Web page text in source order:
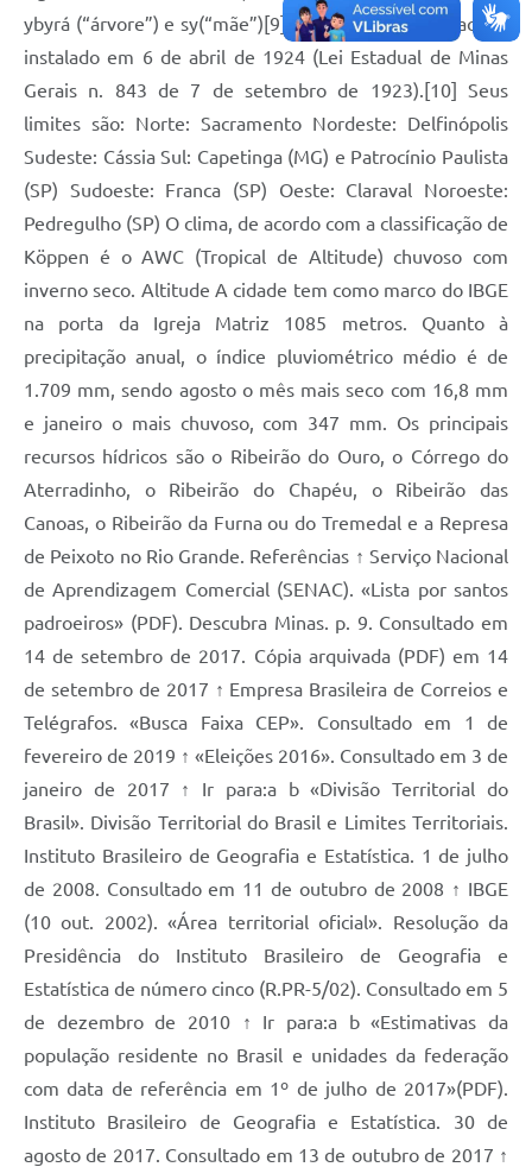
ybyrá (“árvore”) e sy(“mãe”)[9]. O município de Ibiraci foi
instalado em 6 de abril de 1924 (Lei Estadual de Minas
Gerais n. 843 de 7 de setembro de 1923).[10] Seus
limites são: Norte: Sacramento Nordeste: Delfinópolis
Sudeste: Cássia Sul: Capetinga (MG) e Patrocínio Paulista
(SP) Sudoeste: Franca (SP) Oeste: Claraval Noroeste:
Pedregulho (SP) O clima, de acordo com a classificação de
Köppen é o AWC (Tropical de Altitude) chuvoso com
inverno seco. Altitude A cidade tem como marco do IBGE
na porta da Igreja Matriz 1085 metros. Quanto à
precipitação anual, o índice pluviométrico médio é de
1.709 mm, sendo agosto o mês mais seco com 16,8 mm
e janeiro o mais chuvoso, com 347 mm. Os principais
recursos hídricos são o Ribeirão do Ouro, o Córrego do
Aterradinho, o Ribeirão do Chapéu, o Ribeirão das
Canoas, o Ribeirão da Furna ou do Tremedal e a Represa
de Peixoto no Rio Grande. Referências ↑ Serviço Nacional
de Aprendizagem Comercial (SENAC). «Lista por santos
padroeiros» (PDF). Descubra Minas. p. 9. Consultado em
14 de setembro de 2017. Cópia arquivada (PDF) em 14
de setembro de 2017 ↑ Empresa Brasileira de Correios e
Telégrafos. «Busca Faixa CEP». Consultado em 1 de
fevereiro de 2019 ↑ «Eleições 2016». Consultado em 3 de
janeiro de 2017 ↑ Ir para:a b «Divisão Territorial do
Brasil». Divisão Territorial do Brasil e Limites Territoriais.
Instituto Brasileiro de Geografia e Estatística. 1 de julho
de 2008. Consultado em 11 de outubro de 2008 ↑ IBGE
(10 out. 2002). «Área territorial oficial». Resolução da
Presidência do Instituto Brasileiro de Geografia e
Estatística de número cinco (R.PR-5/02). Consultado em 5
de dezembro de 2010 ↑ Ir para:a b «Estimativas da
população residente no Brasil e unidades da federação
com data de referência em 1º de julho de 2017»(PDF).
Instituto Brasileiro de Geografia e Estatística. 30 de
agosto de 2017. Consultado em 13 de outubro de 2017 ↑